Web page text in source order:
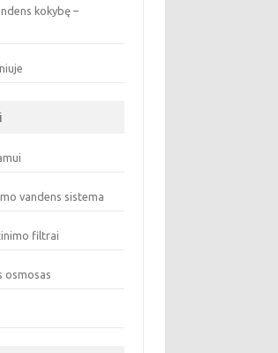
kokybę –
vandens sistema
filtrai
osmosas